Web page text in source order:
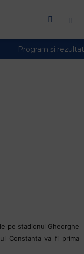
pe stadionul Gheorghe
Constanta va fi prima